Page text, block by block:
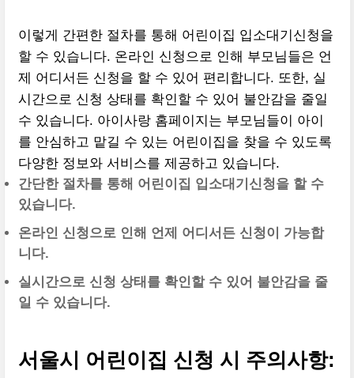
이렇게 간편한 절차를 통해 어린이집 입소대기신청을
할 수 있습니다. 온라인 신청으로 인해 부모님들은 언
제 어디서든 신청을 할 수 있어 편리합니다. 또한, 실
시간으로 신청 상태를 확인할 수 있어 불안감을 줄일
수 있습니다. 아이사랑 홈페이지는 부모님들이 아이
를 안심하고 맡길 수 있는 어린이집을 찾을 수 있도록
다양한 정보와 서비스를 제공하고 있습니다.
간단한 절차를 통해 어린이집 입소대기신청을 할 수
있습니다.
온라인 신청으로 인해 언제 어디서든 신청이 가능합
니다.
실시간으로 신청 상태를 확인할 수 있어 불안감을 줄
일 수 있습니다.
서울시 어린이집 신청 시 주의사항: